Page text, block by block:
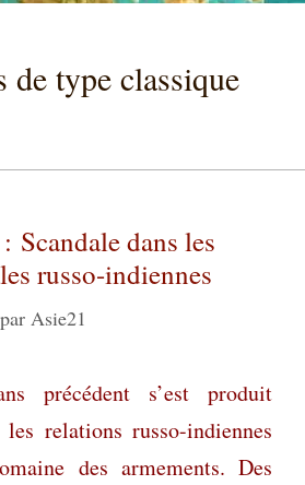
de type classique
Scandale dans les
russo-indiennes
par Asie21
précédent s’est produit
relations russo-indiennes
des armements. Des